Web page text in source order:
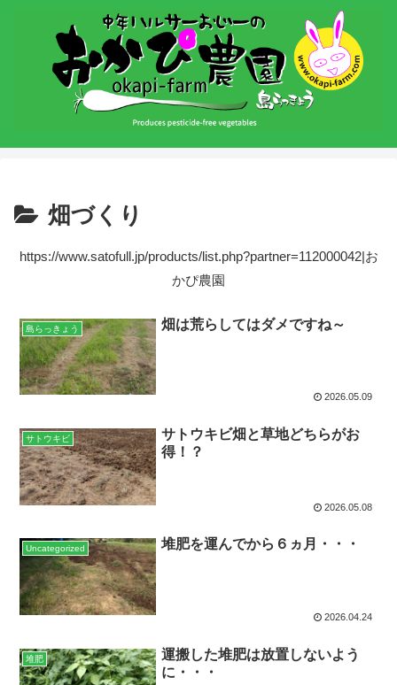
畑づくり
https://www.satofull.jp/products/list.php?partner=112000042|お
かぴ農園
島らっきょう 畑は荒らしてはダメですね～
2026.05.09
サトウキビ
サトウキビ畑と草地どちらがお
得！？
2026.05.08
Uncategorized 堆肥を運んでから６ヵ月・・・
2026.04.24
堆肥
運搬した堆肥は放置しないよう
に・・・